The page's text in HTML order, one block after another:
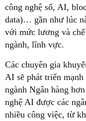
công nghệ số, AI,
data)… gần như lúc
với mức lương và
ngành, lĩnh vực.
Các chuyên gia
AI sẽ phát triển
ngành Ngân hàng
nghệ AI được các
nhiều công việc, từ